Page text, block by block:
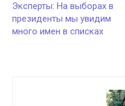
Эксперты: На выборах в
президенты мы увидим
много имен в списках